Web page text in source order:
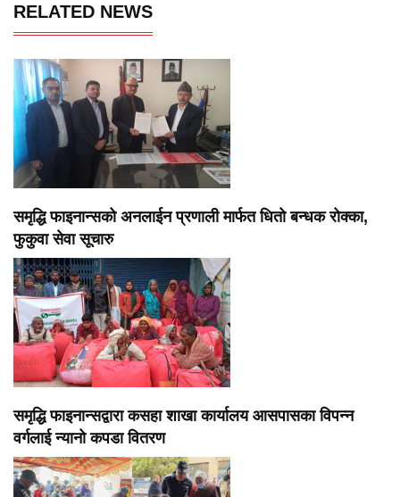
RELATED NEWS
समृद्धि फाइनान्सको अनलाईन प्रणाली मार्फत धितो बन्धक रोक्का,
फुकुवा सेवा सूचारु
समृद्धि फाइनान्सद्वारा कसहा शाखा कार्यालय आसपासका विपन्न
वर्गलाई न्यानो कपडा वितरण